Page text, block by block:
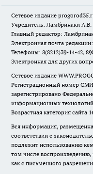
Сетевое издание progorod35.r
Учредитель: Ламбринаки А.В.
Главный редактор:
Электронная почта редакции:
Телефоны: 8(8212)39-14-42,
Электронная для других
Сетевое издание
Регистрационный номер
зарегистрировано
информационных
Возрастная категория сайта
Вся информация,
соответствии с
подлежит использованию
том числе воспроизведению,
как с письменного